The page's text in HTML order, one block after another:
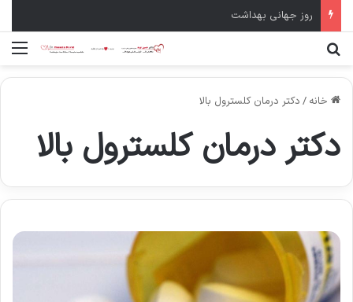
روز جهانی بهداشت
خانه / دکتر درمان کلسترول بالا
دکتر درمان کلسترول بالا